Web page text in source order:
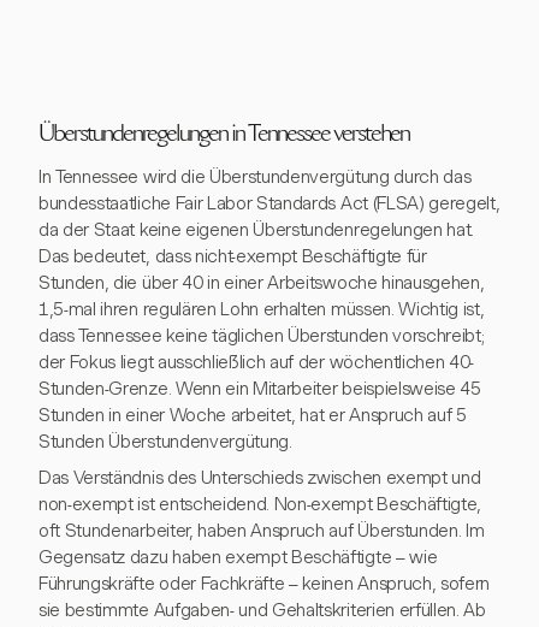
Überstundenregelungen in Tennessee verstehen
In Tennessee wird die Überstundenvergütung durch das
bundesstaatliche Fair Labor Standards Act (FLSA) geregelt,
da der Staat keine eigenen Überstundenregelungen hat.
Das bedeutet, dass nicht-exempt Beschäftigte für
Stunden, die über 40 in einer Arbeitswoche hinausgehen,
1,5-mal ihren regulären Lohn erhalten müssen. Wichtig ist,
dass Tennessee keine täglichen Überstunden vorschreibt;
der Fokus liegt ausschließlich auf der wöchentlichen 40-
Stunden-Grenze. Wenn ein Mitarbeiter beispielsweise 45
Stunden in einer Woche arbeitet, hat er Anspruch auf 5
Stunden Überstundenvergütung.
Das Verständnis des Unterschieds zwischen exempt und
non-exempt ist entscheidend. Non-exempt Beschäftigte,
oft Stundenarbeiter, haben Anspruch auf Überstunden. Im
Gegensatz dazu haben exempt Beschäftigte – wie
Führungskräfte oder Fachkräfte – keinen Anspruch, sofern
sie bestimmte Aufgaben- und Gehaltskriterien erfüllen. Ab